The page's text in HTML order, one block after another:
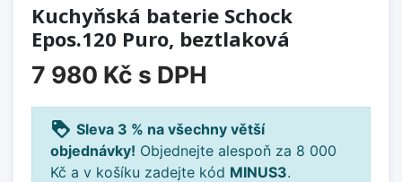
Kuchyňská baterie Schock
Epos.120 Puro, beztlaková
7 980 Kč s DPH
loyalty Sleva 3 % na všechny větší
objednávky! Objednejte alespoň za 8 000
Kč a v košíku zadejte kód MINUS3.